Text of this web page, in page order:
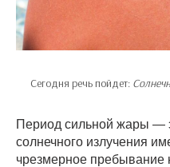
Сегодня речь пойдет:
Период сильной жары —
солнечного излучения
чрезмерное пребывание